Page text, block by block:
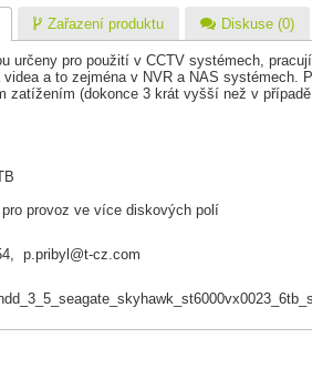
Zařazení produktu Diskuse (0)
určeny pro použití v CCTV systémech,
a to zejména v NVR a NAS
zatížením (dokonce 3 krát vyšší než v
provoz ve více diskových polí
p.pribyl@t-cz.com